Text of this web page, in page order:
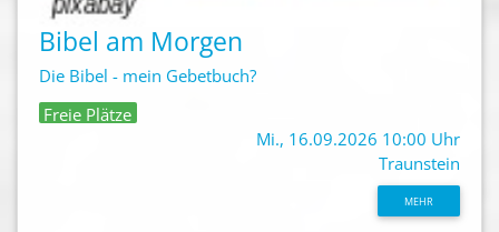
Bibel am Morgen
Die Bibel - mein Gebetbuch?
Freie Plätze
Mi., 16.09.2026 10:00 Uhr
Traunstein
MEHR